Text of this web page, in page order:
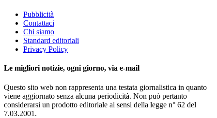
Pubblicità
Contattaci
Chi siamo
Standard editoriali
Privacy Policy
Le migliori notizie, ogni giorno, via e-mail
Questo sito web non rappresenta una testata giornalistica in quanto
viene aggiornato senza alcuna periodicità. Non può pertanto
considerarsi un prodotto editoriale ai sensi della legge n° 62 del
7.03.2001.